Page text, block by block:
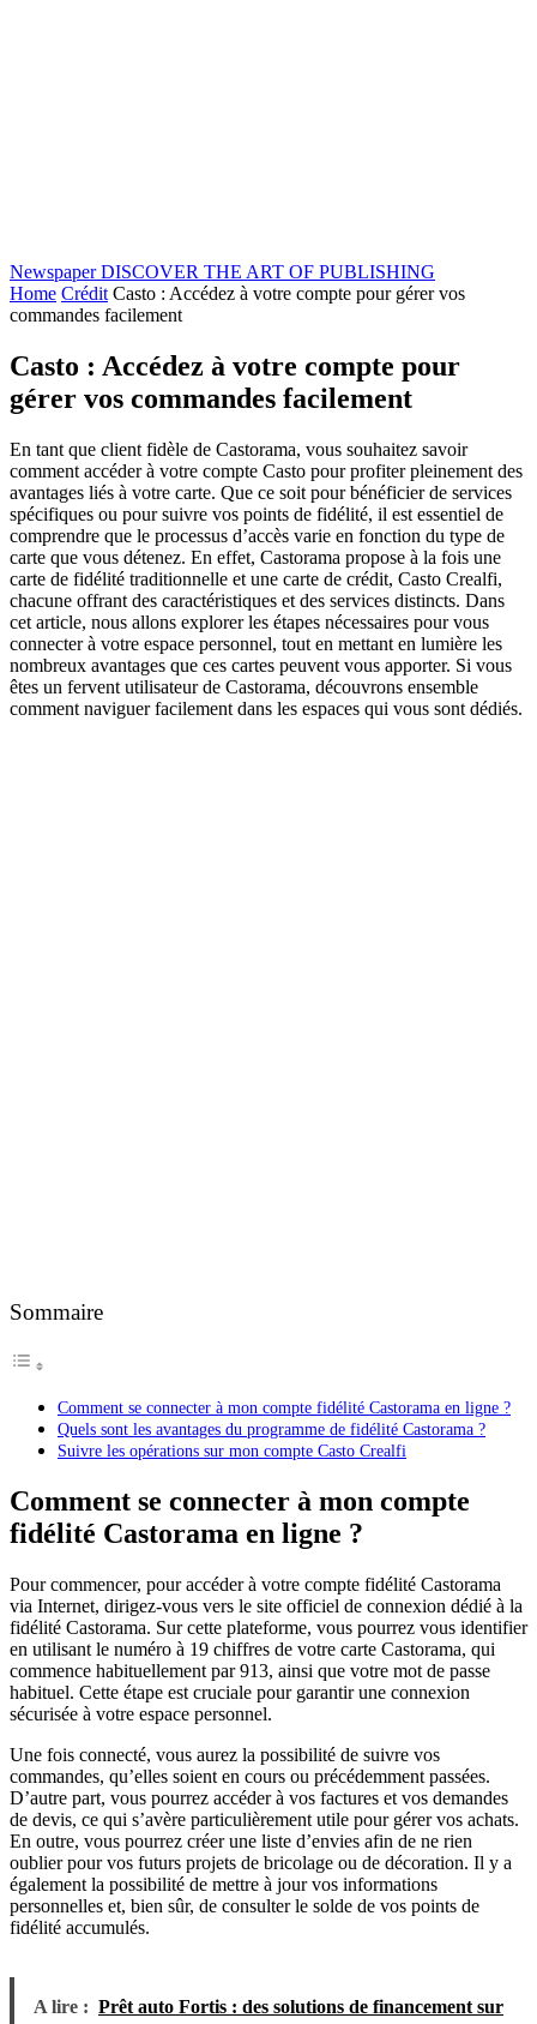
Newspaper DISCOVER THE ART OF PUBLISHING
Home Crédit Casto : Accédez à votre compte pour gérer vos
commandes facilement
Casto : Accédez à votre compte pour
gérer vos commandes facilement
En tant que client fidèle de Castorama, vous souhaitez savoir
comment accéder à votre compte Casto pour profiter pleinement des
avantages liés à votre carte. Que ce soit pour bénéficier de services
spécifiques ou pour suivre vos points de fidélité, il est essentiel de
comprendre que le processus d’accès varie en fonction du type de
carte que vous détenez. En effet, Castorama propose à la fois une
carte de fidélité traditionnelle et une carte de crédit, Casto Crealfi,
chacune offrant des caractéristiques et des services distincts. Dans
cet article, nous allons explorer les étapes nécessaires pour vous
connecter à votre espace personnel, tout en mettant en lumière les
nombreux avantages que ces cartes peuvent vous apporter. Si vous
êtes un fervent utilisateur de Castorama, découvrons ensemble
comment naviguer facilement dans les espaces qui vous sont dédiés.
Sommaire
Comment se connecter à mon compte fidélité Castorama en ligne ?
Quels sont les avantages du programme de fidélité Castorama ?
Suivre les opérations sur mon compte Casto Crealfi
Comment se connecter à mon compte
fidélité Castorama en ligne ?
Pour commencer, pour accéder à votre compte fidélité Castorama
via Internet, dirigez-vous vers le site officiel de connexion dédié à la
fidélité Castorama. Sur cette plateforme, vous pourrez vous identifier
en utilisant le numéro à 19 chiffres de votre carte Castorama, qui
commence habituellement par 913, ainsi que votre mot de passe
habituel. Cette étape est cruciale pour garantir une connexion
sécurisée à votre espace personnel.
Une fois connecté, vous aurez la possibilité de suivre vos
commandes, qu’elles soient en cours ou précédemment passées.
D’autre part, vous pourrez accéder à vos factures et vos demandes
de devis, ce qui s’avère particulièrement utile pour gérer vos achats.
En outre, vous pourrez créer une liste d’envies afin de ne rien
oublier pour vos futurs projets de bricolage ou de décoration. Il y a
également la possibilité de mettre à jour vos informations
personnelles et, bien sûr, de consulter le solde de vos points de
fidélité accumulés.
A lire : Prêt auto Fortis : des solutions de financement sur